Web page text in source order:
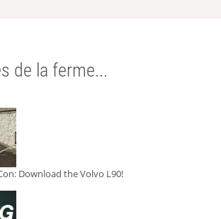
de la ferme...
Download the Volvo L90!